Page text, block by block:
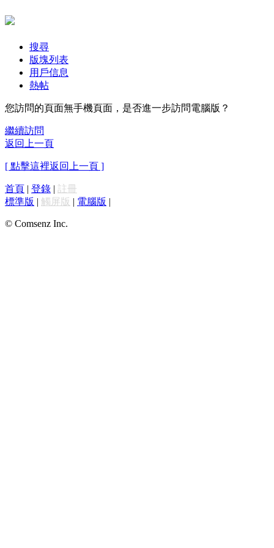
搜尋
版塊列表
用戶信息
熱帖
您訪問的頁面無手機頁面，是否進一步訪問電腦版？
繼續訪問
返回上一頁
[ 點擊這裡返回上一頁 ]
首頁 | 登錄 | 註冊
標準版 | 觸屏版 | 電腦版 |
© Comsenz Inc.